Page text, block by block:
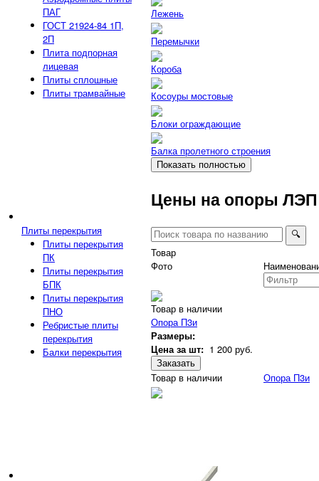
ПАГ
ГОСТ 21924-84 1П,
2П
Плита подпорная
лицевая
Плиты сплошные
Плиты трамвайные
Плиты перекрытия
Плиты перекрытия
ПК
Плиты перекрытия
БПК
Плиты перекрытия
ПНО
Ребристые плиты
перекрытия
Балки перекрытия
Лежень
Перемычки
Короба
Косоуры мостовые
Блоки ограждающие
Балка пролетного строения
Показать полностью
Цены на опоры ЛЭП
🔍︎
Товар
Фото
Товар в наличии
Опора П3и
Размеры:
Цена за шт: 1 200 руб.
Заказать
Товар в наличии Опора П3и